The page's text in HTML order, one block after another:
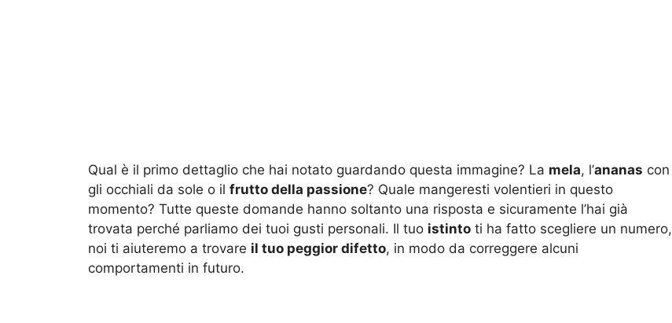
Qual è il primo dettaglio che hai notato guardando questa immagine? La mela, l’ananas con
gli occhiali da sole o il frutto della passione? Quale mangeresti volentieri in questo
momento? Tutte queste domande hanno soltanto una risposta e sicuramente l’hai già
trovata perché parliamo dei tuoi gusti personali. Il tuo istinto ti ha fatto scegliere un numero,
noi ti aiuteremo a trovare il tuo peggior difetto, in modo da correggere alcuni
comportamenti in futuro.